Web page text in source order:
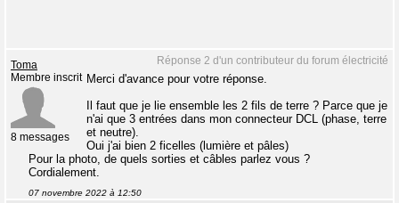
Réponse 2 d'un contributeur du forum électricité
Toma
Membre inscrit
8 messages
Merci d'avance pour votre réponse.
Il faut que je lie ensemble les 2 fils de terre ? Parce que je
n'ai que 3 entrées dans mon connecteur DCL (phase, terre
et neutre).
Oui j'ai bien 2 ficelles (lumière et pâles)
Pour la photo, de quels sorties et câbles parlez vous ?
Cordialement.
07 novembre 2022 à 12:50